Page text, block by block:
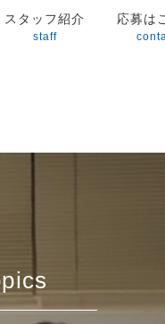
スタッフ紹介
staff
応募は